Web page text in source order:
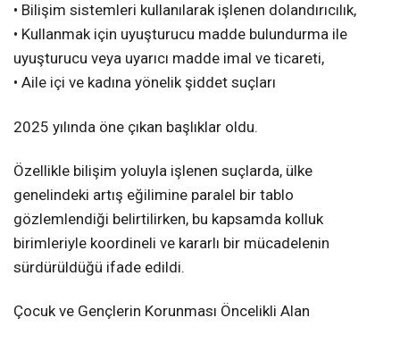
• Bilişim sistemleri kullanılarak işlenen dolandırıcılık,
• Kullanmak için uyuşturucu madde bulundurma ile
uyuşturucu veya uyarıcı madde imal ve ticareti,
• Aile içi ve kadına yönelik şiddet suçları
2025 yılında öne çıkan başlıklar oldu.
Özellikle bilişim yoluyla işlenen suçlarda, ülke
genelindeki artış eğilimine paralel bir tablo
gözlemlendiği belirtilirken, bu kapsamda kolluk
birimleriyle koordineli ve kararlı bir mücadelenin
sürdürüldüğü ifade edildi.
Çocuk ve Gençlerin Korunması Öncelikli Alan